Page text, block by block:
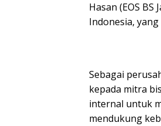
Hasan (EOS
Indonesia, yang
Sebagai
kepada mitra
internal untuk
mendukung